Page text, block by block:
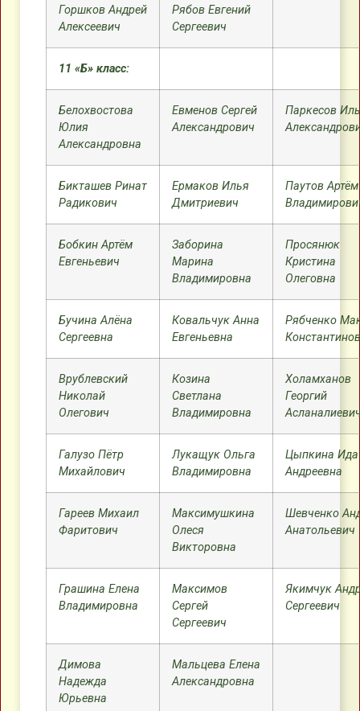
Горшков Андрей
Алексеевич
Рябов Евгений
Сергеевич
11 «Б» класс:
Белохвостова
Юлия
Александровна
Евменов Сергей
Александрович
Паркесов
Бикташев Ринат
Радикович
Ермаков Илья
Дмитриевич
Паутов Артём
Бобкин Артём
Евгеньевич
Заборина
Марина
Владимировна
Просянюк
Кристина
Олеговна
Бучина Алёна
Сергеевна
Ковальчук Анна
Евгеньевна
Рябченко
Врублевский
Николай
Олегович
Козина
Светлана
Владимировна
Холамханов
Георгий
Галузо Пётр
Михайлович
Лукащук Ольга
Владимировна
Цыпкина Ида
Андреевна
Гареев Михаил
Фаритович
Максимушкина
Олеся
Викторовна
Шевченко
Анатольевич
Грашина Елена
Владимировна
Максимов
Сергей
Сергеевич
Якимчук
Сергеевич
Димова
Надежда
Юрьевна
Мальцева Елена
Александровна